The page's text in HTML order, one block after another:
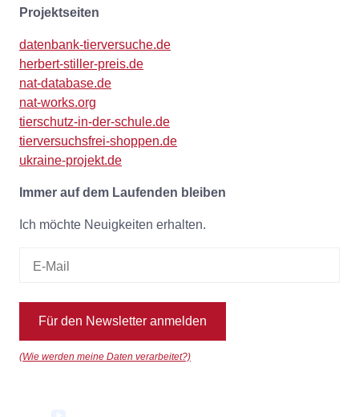
Projektseiten
datenbank-tierversuche.de
herbert-stiller-preis.de
nat-database.de
nat-works.org
tierschutz-in-der-schule.de
tierversuchsfrei-shoppen.de
ukraine-projekt.de
Immer auf dem Laufenden bleiben
Ich möchte Neuigkeiten erhalten.
Für den Newsletter anmelden
(Wie werden meine Daten verarbeitet?)